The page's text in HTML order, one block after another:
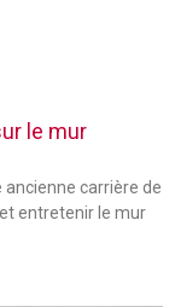
le mur
ancienne carrière de
entretenir le mur